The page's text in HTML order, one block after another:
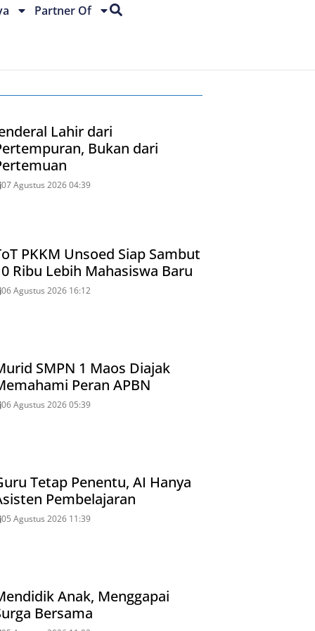
Partner Of
Lahir dari
Bukan dari
07 Agustus 2026 04:39
PKKM Unsoed Siap Sambut
Ribu Lebih Mahasiswa Baru
06 Agustus 2026 16:12
SMPN 1 Maos Diajak
Peran APBN
06 Agustus 2026 05:39
Tetap Penentu, AI Hanya
Pembelajaran
05 Agustus 2026 11:39
Anak, Menggapai
Bersama